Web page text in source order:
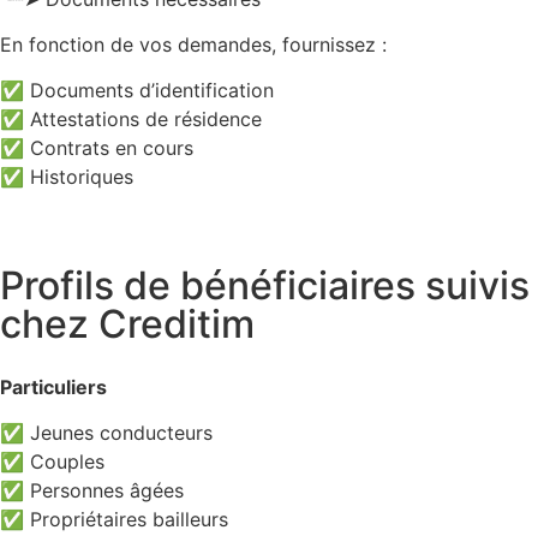
En fonction de vos demandes, fournissez :
✅ Documents d’identification
✅ Attestations de résidence
✅ Contrats en cours
✅ Historiques
Profils de bénéficiaires suivis
chez Creditim
Particuliers
✅ Jeunes conducteurs
✅ Couples
✅ Personnes âgées
✅ Propriétaires bailleurs